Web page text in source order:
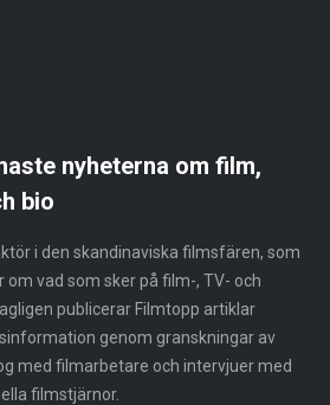
nyheterna om film,
bio
i den skandinaviska filmsfären, som
vad som sker på film-, TV- och
publicerar Filmtopp artiklar
genom granskningar av
med filmarbetare och intervjuer med
filmstjärnor.